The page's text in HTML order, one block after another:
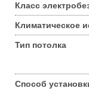
Класс
Климатическое
Тип потолка
Способ